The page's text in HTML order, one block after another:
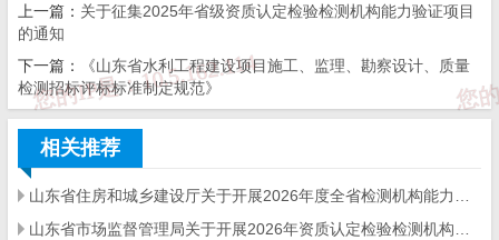
构资质审批工作的通知》。
2.上述文件在何处查询下载？
答：（1）《建设工程质量检测管理办
法》，住房和城乡建设部网站（https://www.mo
hurd.gov.cn）公开专栏“规章库”；
（2）《建设工程质量检测机构资质标
上一篇： 关于征集2025年省级资质认定检验检测机构能力验证项目
的通知
下一篇：
《山东省水利工程建设项目施工、监理、勘察设计、质量
检测招标评标标准制定规范》
相关推荐